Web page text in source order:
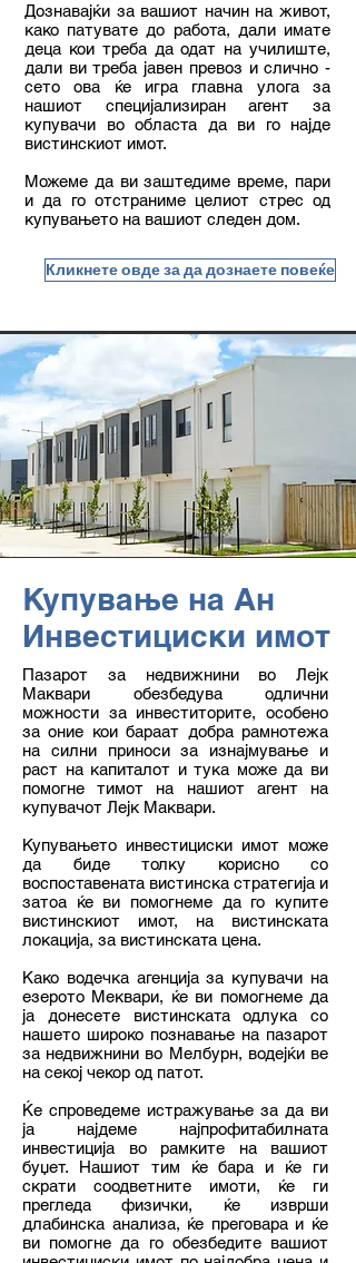
Дознавајќи за вашиот начин на живот,
како патувате до работа, дали имате
деца кои треба да одат на училиште,
дали ви треба јавен превоз и слично -
сето ова ќе игра главна улога за
нашиот специјализиран агент за
купувачи во областа да ви го најде
вистинскиот имот.
Можеме да ви заштедиме време, пари
и да го отстраниме целиот стрес од
купувањето на вашиот следен дом.
Кликнете овде за да дознаете повеќе
Купување на Ан
Инвестициски имот
Пазарот за недвижнини во Лејк
Маквари обезбедува одлични
можности за инвеститорите, особено
за оние кои бараат добра рамнотежа
на силни приноси за изнајмување и
раст на капиталот и тука може да ви
помогне тимот на нашиот агент на
купувачот Лејк Маквари.
Купувањето инвестициски имот може
да биде толку корисно со
воспоставената вистинска стратегија и
затоа ќе ви помогнеме да го купите
вистинскиот имот, на вистинската
локација, за вистинската цена.
Како водечка агенција за купувачи на
езерото Меквари, ќе ви помогнеме да
ја донесете вистинската одлука со
нашето широко познавање на пазарот
за недвижнини во Мелбурн, водејќи ве
на секој чекор од патот.
Ќе спроведеме истражување за да ви
ја најдеме најпрофитабилната
инвестиција во рамките на вашиот
буџет. Нашиот тим ќе бара и ќе ги
скрати соодветните имоти, ќе ги
прегледа физички, ќе изврши
длабинска анализа, ќе преговара и ќе
ви помогне да го обезбедите вашиот